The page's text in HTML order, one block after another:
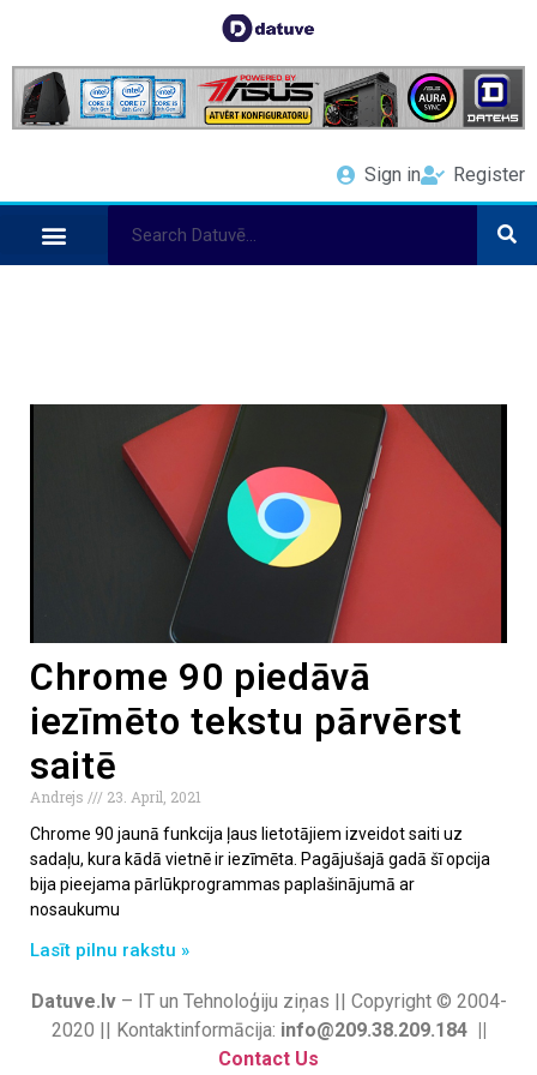
Sign in Register
Chrome 90 piedāvā
iezīmēto tekstu pārvērst
saitē
Andrejs
23. April, 2021
Chrome 90 jaunā funkcija ļaus lietotājiem izveidot saiti uz
sadaļu, kura kādā vietnē ir iezīmēta. Pagājušajā gadā šī opcija
bija pieejama pārlūkprogrammas paplašinājumā ar
nosaukumu
Lasīt pilnu rakstu »
Datuve.lv– IT un Tehnoloģiju ziņas || Copyright © 2004-
2020 || Kontaktinformācija: info@209.38.209.184 ||
Contact Us